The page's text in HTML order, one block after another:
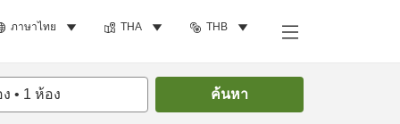
ภาษาไทย THA THB
• 1 ห้อง ค้นหา